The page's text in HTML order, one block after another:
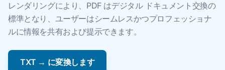
レンダリングにより、PDF はデジタル ドキュメント交換の
標準となり、ユーザーはシームレスかつプロフェッショナ
ルに情報を共有および提示できます。
TXT → に変換します